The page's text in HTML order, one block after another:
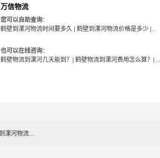
万信物流
您可以自助查询：
鹤壁到漯河物流时间要多久
鹤壁到漯河物流价格是多少|...
也可以在线咨询：
鹤壁物流到漯河几天能到？
鹤壁物流到漯河费用怎么算？ | ...
鹤壁到漯河物流公司